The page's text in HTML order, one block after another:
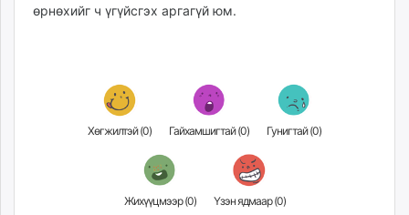
unegui.mn
unread.today
өрнөхийг ч үгүйсгэх аргагүй юм.
Хөгжилтэй (0) Гайхамшигтай (0) Гунигтай (0)
Жихүүцмээр (0) Үзэн ядмаар (0)